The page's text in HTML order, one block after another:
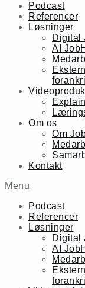
Podcast
Referencer
Løsninger
Digital
AI
Om os
Om
Kontakt
Menu
Podcast
Referencer
Løsninger
Digital
AI